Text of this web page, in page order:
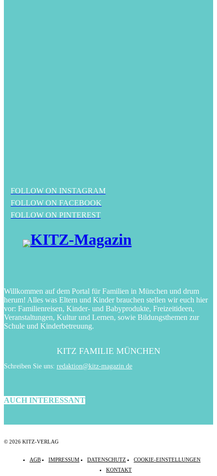
FOLLOW ON INSTAGRAM
FOLLOW ON FACEBOOK
FOLLOW ON PINTEREST
Willkommen auf dem Portal für Familien in München und drum
herum! Alles was Eltern und Kinder brauchen stellen wir euch hier
vor: Familienreisen, Kinder- und Babyprodukte, Freizeitideen,
Veranstaltungen, Kultur und Lernen, sowie Bildungsthemen zur
Schule und Kinderbetreuung.
KITZ FAMILIE MÜNCHEN
Schreiben Sie uns: redaktion@kitz-magazin.de
AUCH INTERESSANT
© 2026 KITZ-VERLAG
AGB IMPRESSUM DATENSCHUTZ
COOKIE-EINSTELLUNGEN
KONTAKT